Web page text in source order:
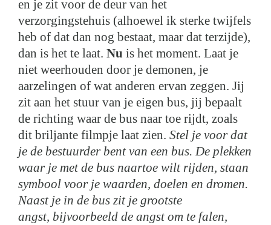
en je zit voor de deur van het
verzorgingstehuis (alhoewel ik sterke twijfels
heb of dat dan nog bestaat, maar dat terzijde),
dan is het te laat. Nu is het moment. Laat je
niet weerhouden door je demonen, je
aarzelingen of wat anderen ervan zeggen. Jij
zit aan het stuur van je eigen bus, jij bepaalt
de richting waar de bus naar toe rijdt, zoals
dit briljante filmpje laat zien. Stel je voor dat
je de bestuurder bent van een bus. De plekken
waar je met de bus naartoe wilt rijden, staan
symbool voor je waarden, doelen en dromen.
Naast je in de bus zit je grootste
angst, bijvoorbeeld de angst om te falen,